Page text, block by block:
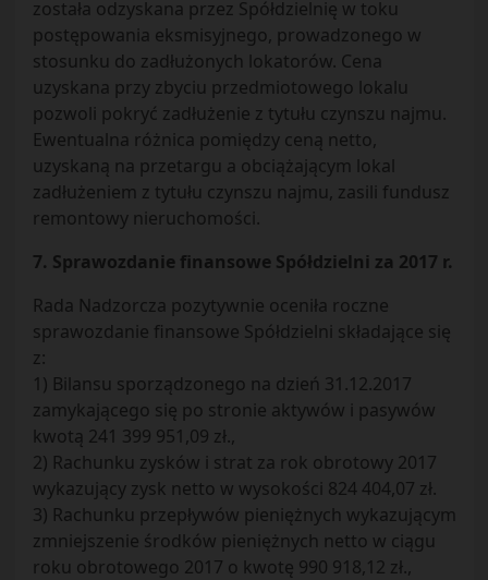
została odzyskana przez Spółdzielnię w toku
postępowania eksmisyjnego, prowadzonego w
stosunku do zadłużonych lokatorów. Cena
uzyskana przy zbyciu przedmiotowego lokalu
pozwoli pokryć zadłużenie z tytułu czynszu najmu.
Ewentualna różnica pomiędzy ceną netto,
uzyskaną na przetargu a obciążającym lokal
zadłużeniem z tytułu czynszu najmu, zasili fundusz
remontowy nieruchomości.
7. Sprawozdanie finansowe Spółdzielni za 2017 r.
Rada Nadzorcza pozytywnie oceniła roczne
sprawozdanie finansowe Spółdzielni składające się
z:
1) Bilansu sporządzonego na dzień 31.12.2017
zamykającego się po stronie aktywów i pasywów
kwotą 241 399 951,09 zł.,
2) Rachunku zysków i strat za rok obrotowy 2017
wykazujący zysk netto w wysokości 824 404,07 zł.
3) Rachunku przepływów pieniężnych wykazującym
zmniejszenie środków pieniężnych netto w ciągu
roku obrotowego 2017 o kwotę 990 918,12 zł.,